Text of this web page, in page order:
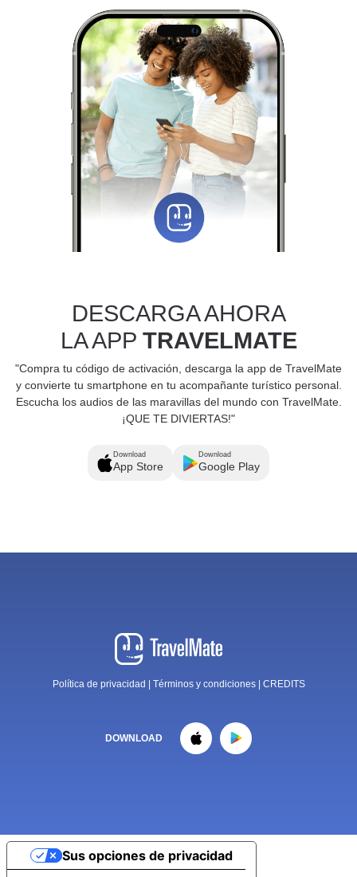
DESCARGA AHORA
LA APP TRAVELMATE
"Compra tu código de activación, descarga la app de TravelMate
y convierte tu smartphone en tu acompañante turístico personal.
Escucha los audios de las maravillas del mundo con TravelMate.
¡QUE TE DIVIERTAS!"
Download
App Store
Download
Google Play
Política de privacidad Términos y condiciones CREDITS
DOWNLOAD
Sus opciones de privacidad